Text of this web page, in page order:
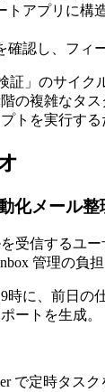
トアプリに構
確認し、フィ
証」のサイク
の複雑なタ
トを実行する
化メール整
受信するユー
管理の負
9時に、前日の
ートを生成。
で定時タス